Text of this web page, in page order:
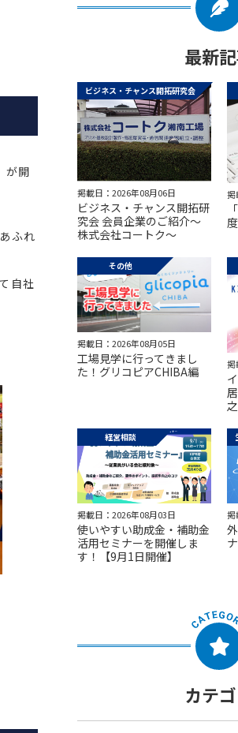
が開
ふれ
自社
最新
ビジネス・チャンス開拓研究会
掲載日：2026年08月06日
ビジネス・チャンス開拓研
究会 会員企業のご紹介～
株式会社コートク～
掲
その他
掲載日：2026年08月05日
工場見学に行ってきまし
た！グリコピアCHIBA編
掲
経営相談
掲載日：2026年08月03日
使いやすい助成金・補助金
活用セミナーを開催しま
す！【9月1日開催】
掲
カテ